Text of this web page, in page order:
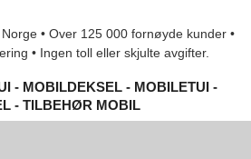
• Over 125 000 fornøyde kunder •
• Ingen toll eller skjulte avgifter.
- MOBILDEKSEL - MOBILETUI -
- TILBEHØR MOBIL